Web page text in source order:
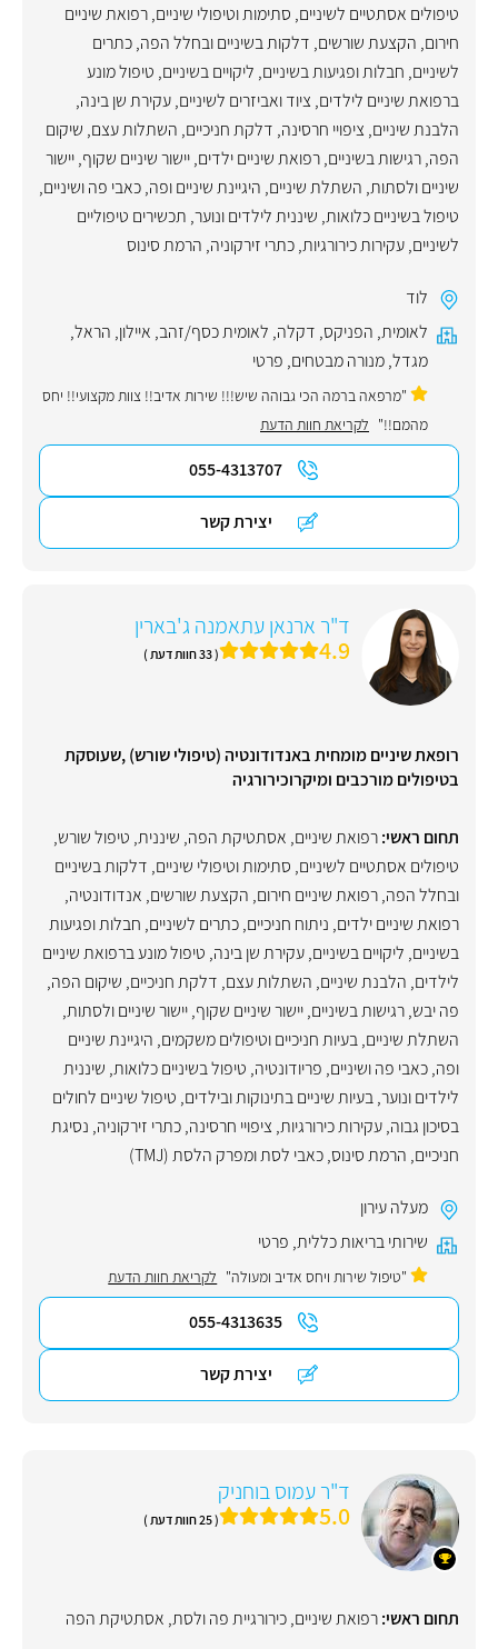
טיפולים אסתטיים לשיניים, סתימות וטיפולי שיניים,רפואת שיניים
חירום, הקצעת שורשים, דלקות בשיניים ובחלל הפה,כתרים
לשיניים, חבלות ופגיעות בשיניים, ליקויים בשיניים, טיפול מונע
ברפואת שיניים לילדים, ציוד ואביזרים לשיניים,עקירת שן בינה,
הלבנת שיניים, ציפויי חרסינה, דלקת חניכיים, השתלות עצם, שיקום
הפה,רגישות בשיניים,רפואת שיניים ילדים,יישור שיניים שקוף,יישור
שיניים ולסתות, השתלת שיניים, היגיינת שיניים ופה,כאבי פה ושיניים,
טיפול בשיניים כלואות, שיננית לילדים ונוער, תכשירים טיפוליים
לשיניים,עקירות כירורגיות,כתרי זירקוניה, הרמת סינוס
לוד
לאומית, הפניקס, דקלה, לאומית כסף/זהב, איילון, הראל,
מגדל,מנורה מבטחים, פרטי
"מרפאה ברמה הכי גבוהה שיש!!! שירות אדיב!! צוות מקצועי!! יחס
מהמם!!" לקריאת חוות הדעת
055-4313707
יצירת קשר
ד"ר ארנאן עתאמנה ג'בארין
4.9 ( 33 חוות דעת )
רופאת שיניים מומחית באנדודונטיה (טיפולי שורש) ,שעוסקת
בטיפולים מורכבים ומיקרוכירורגיה
תחום ראשי:רפואת שיניים, אסתטיקת הפה, שיננית, טיפול שורש,
טיפולים אסתטיים לשיניים, סתימות וטיפולי שיניים, דלקות בשיניים
ובחלל הפה,רפואת שיניים חירום, הקצעת שורשים, אנדודונטיה,
רפואת שיניים ילדים, ניתוח חניכיים,כתרים לשיניים, חבלות ופגיעות
בשיניים, ליקויים בשיניים,עקירת שן בינה, טיפול מונע ברפואת שיניים
לילדים, הלבנת שיניים, השתלות עצם, דלקת חניכיים, שיקום הפה,
פה יבש,רגישות בשיניים,יישור שיניים שקוף,יישור שיניים ולסתות,
השתלת שיניים,בעיות חניכיים וטיפולים משקמים, היגיינת שיניים
ופה,כאבי פה ושיניים, פריודונטיה, טיפול בשיניים כלואות, שיננית
לילדים ונוער,בעיות שיניים בתינוקות ובילדים, טיפול שיניים לחולים
בסיכון גבוה,עקירות כירורגיות, ציפויי חרסינה,כתרי זירקוניה, נסיגת
חניכיים, הרמת סינוס,כאבי לסת ומפרק הלסת (TMJ)
מעלה עירון
שירותי בריאות כללית, פרטי
"טיפול שירות ויחס אדיב ומעולה" לקריאת חוות הדעת
055-4313635
יצירת קשר
ד"ר עמוס בוחניק
5.0 ( 25 חוות דעת )
תחום ראשי:רפואת שיניים,כירורגיית פה ולסת, אסתטיקת הפה